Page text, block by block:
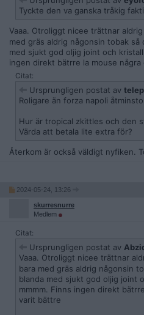
Tyckte den va ganska tråkig
Vaaa. Otroliggt nicee trättnar
med gräs aldrig någonsin tobak
med sjukt god oljig joint och
ingen direkt bätrre la mouse
Citat:
Ursprungligen postat av
Roligare än forza napoli
Hur är tropical zkittles och den
Värda att betala lite extra för?
Återkom är också väldigt nyfiken.
2024-05-24, 13:26
skurresnurre
Medlem
Citat:
Ursprungligen postat av
Vaaa. Otroliggt nicee trättnar
bara med gräs aldrig någonsin
blanda med sjukt god oljig joint
mmmm. Finns ingen direkt
varit bättre